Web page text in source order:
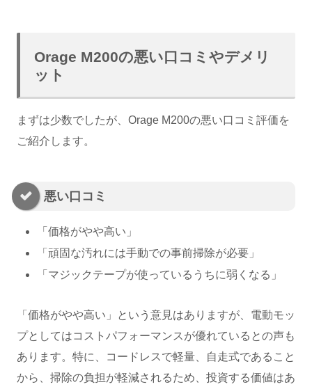
Orage M200の悪い口コミやデメリ
ット
まずは少数でしたが、Orage M200の悪い口コミ評価を
ご紹介します。
悪い口コミ
「価格がやや高い」
「頑固な汚れには手動での事前掃除が必要」
「マジックテープが使っているうちに弱くなる」
「価格がやや高い」という意見はありますが、電動モッ
プとしてはコストパフォーマンスが優れているとの声も
あります。特に、コードレスで軽量、自走式であること
から、掃除の負担が軽減されるため、投資する価値はあ